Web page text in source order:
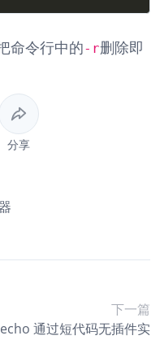
命令行中的-r删除即
分享
下一篇
通过短代码无插件实